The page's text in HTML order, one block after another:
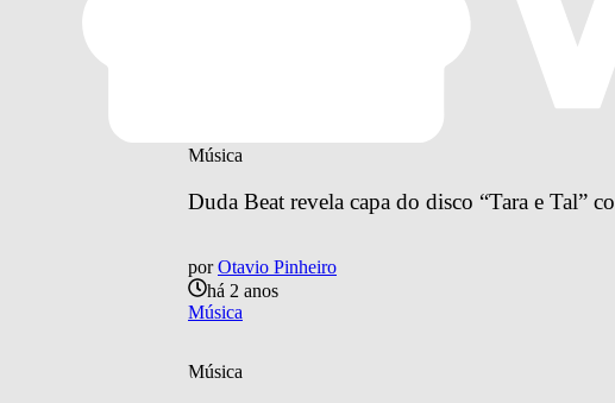
Música
Duda Beat revela capa do disco “Tara e Tal”
por Otavio Pinheiro
há 2 anos
Música
Música